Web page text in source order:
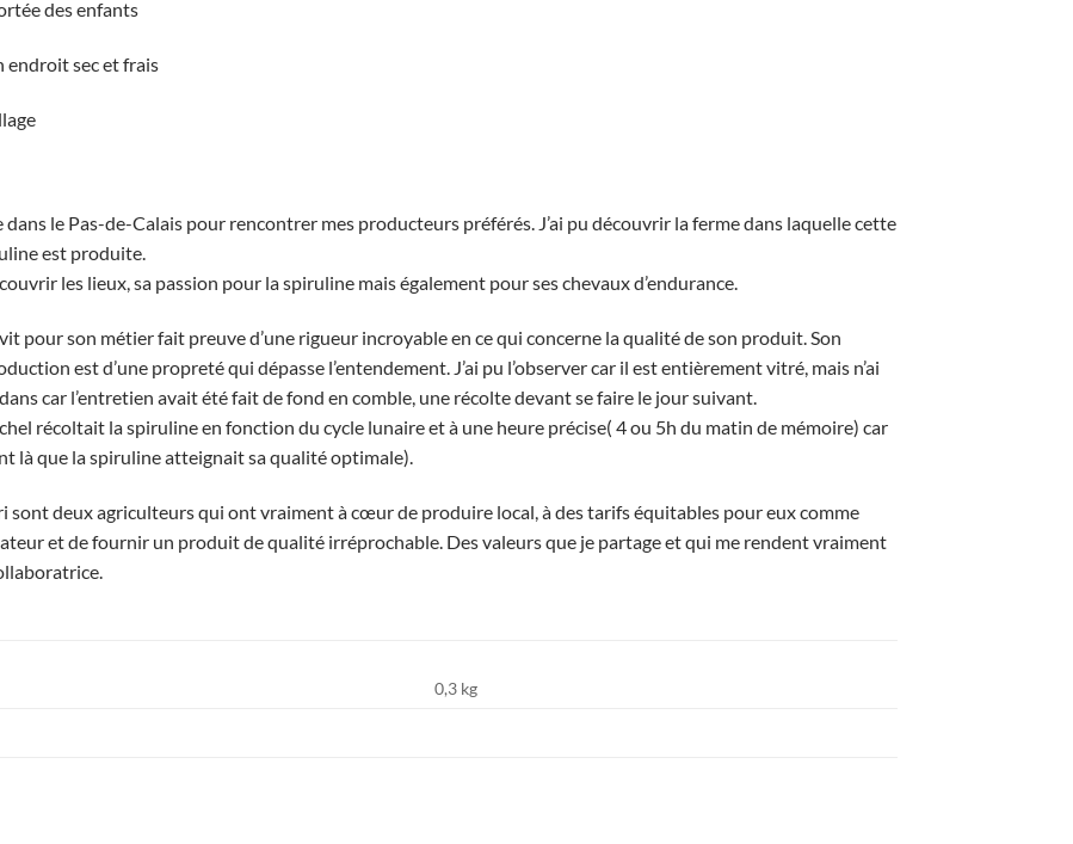
des enfants
endroit sec et frais
dans le Pas-de-Calais pour rencontrer mes producteurs préférés. J’ai pu découvrir la ferme dans laquelle cette
est produite.
les lieux, sa passion pour la spiruline mais également pour ses chevaux d’endurance.
pour son métier fait preuve d’une rigueur incroyable en ce qui concerne la qualité de son produit. Son
est d’une propreté qui dépasse l’entendement. J’ai pu l’observer car il est entièrement vitré, mais n’ai
car l’entretien avait été fait de fond en comble, une récolte devant se faire le jour suivant.
récoltait la spiruline en fonction du cycle lunaire et à une heure précise( 4 ou 5h du matin de mémoire) car
là que la spiruline atteignait sa qualité optimale).
sont deux agriculteurs qui ont vraiment à cœur de produire local, à des tarifs équitables pour eux comme
et de fournir un produit de qualité irréprochable. Des valeurs que je partage et qui me rendent vraiment
0,3 kg